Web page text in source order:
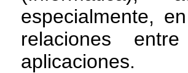
especialmente,
relaciones
aplicaciones.